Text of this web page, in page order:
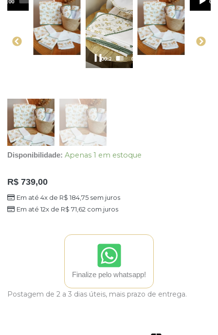
00:00 00:00
00:21 00:39
Disponibilidade: Apenas 1 em estoque
R$ 739,00
Em até 4x de R$ 184,75sem juros
Em até 12x de R$ 71,62 com juros
Finalize pelo whatsapp!
Postagem de 2 a 3 dias úteis, mais prazo de entrega.